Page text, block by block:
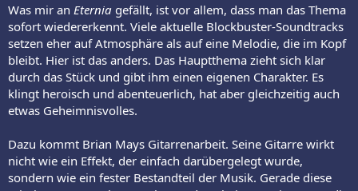
Was mir an Eternia gefällt, ist vor allem, dass man das Thema
sofort wiedererkennt. Viele aktuelle Blockbuster-Soundtracks
setzen eher auf Atmosphäre als auf eine Melodie, die im Kopf
bleibt. Hier ist das anders. Das Hauptthema zieht sich klar
durch das Stück und gibt ihm einen eigenen Charakter. Es
klingt heroisch und abenteuerlich, hat aber gleichzeitig auch
etwas Geheimnisvolles.
Dazu kommt Brian Mays Gitarrenarbeit. Seine Gitarre wirkt
nicht wie ein Effekt, der einfach darübergelegt wurde,
sondern wie ein fester Bestandteil der Musik. Gerade diese